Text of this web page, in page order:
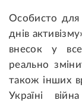
Особисто для
днів
внесок у
реально
також інших
Україні